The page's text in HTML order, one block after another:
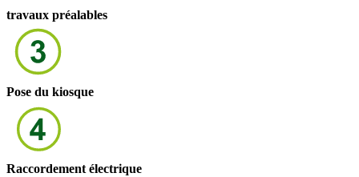
travaux préalables
Pose du kiosque
Raccordement électrique